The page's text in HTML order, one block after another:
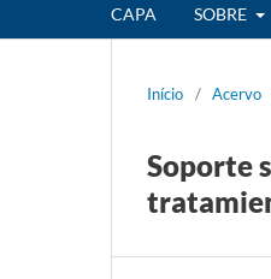
CAPA SOBRE
Início / Acervo
Soporte